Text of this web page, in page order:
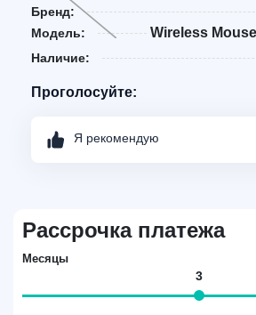
Бренд:
Модель: Wireless
Наличие:
Проголосуйте:
Я рекомендую
Рассрочка платежа
Месяцы
3